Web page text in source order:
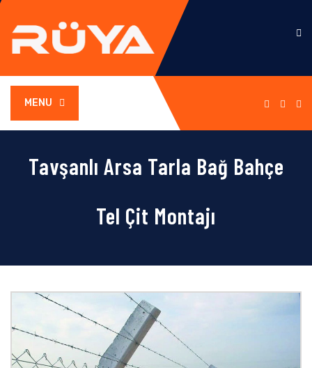
MENU
Tavşanlı Arsa Tarla Bağ Bahçe
Tel Çit Montajı